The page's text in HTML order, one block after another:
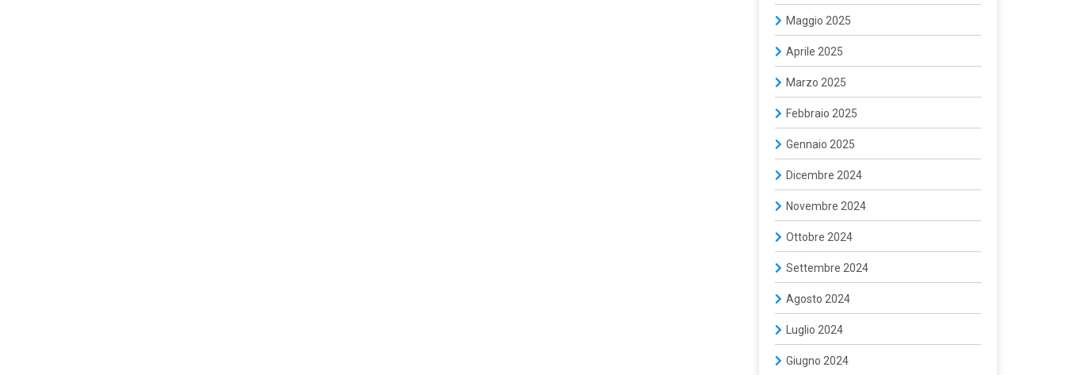
Maggio 2025
Aprile 2025
Marzo 2025
Febbraio 2025
Gennaio 2025
Dicembre 2024
Novembre 2024
Ottobre 2024
Settembre 2024
Agosto 2024
Luglio 2024
Giugno 2024